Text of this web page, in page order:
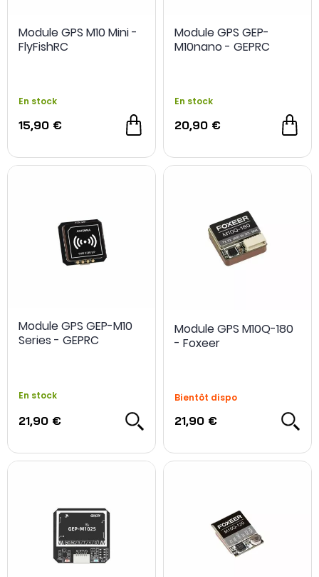
Module GPS M10 Mini -
FlyFishRC
En stock
15,90 €
Module GPS GEP-
M10nano - GEPRC
En stock
20,90 €
Module GPS GEP-M10
Series - GEPRC
En stock
21,90 €
Module GPS M10Q-180
- Foxeer
Bientôt dispo
21,90 €